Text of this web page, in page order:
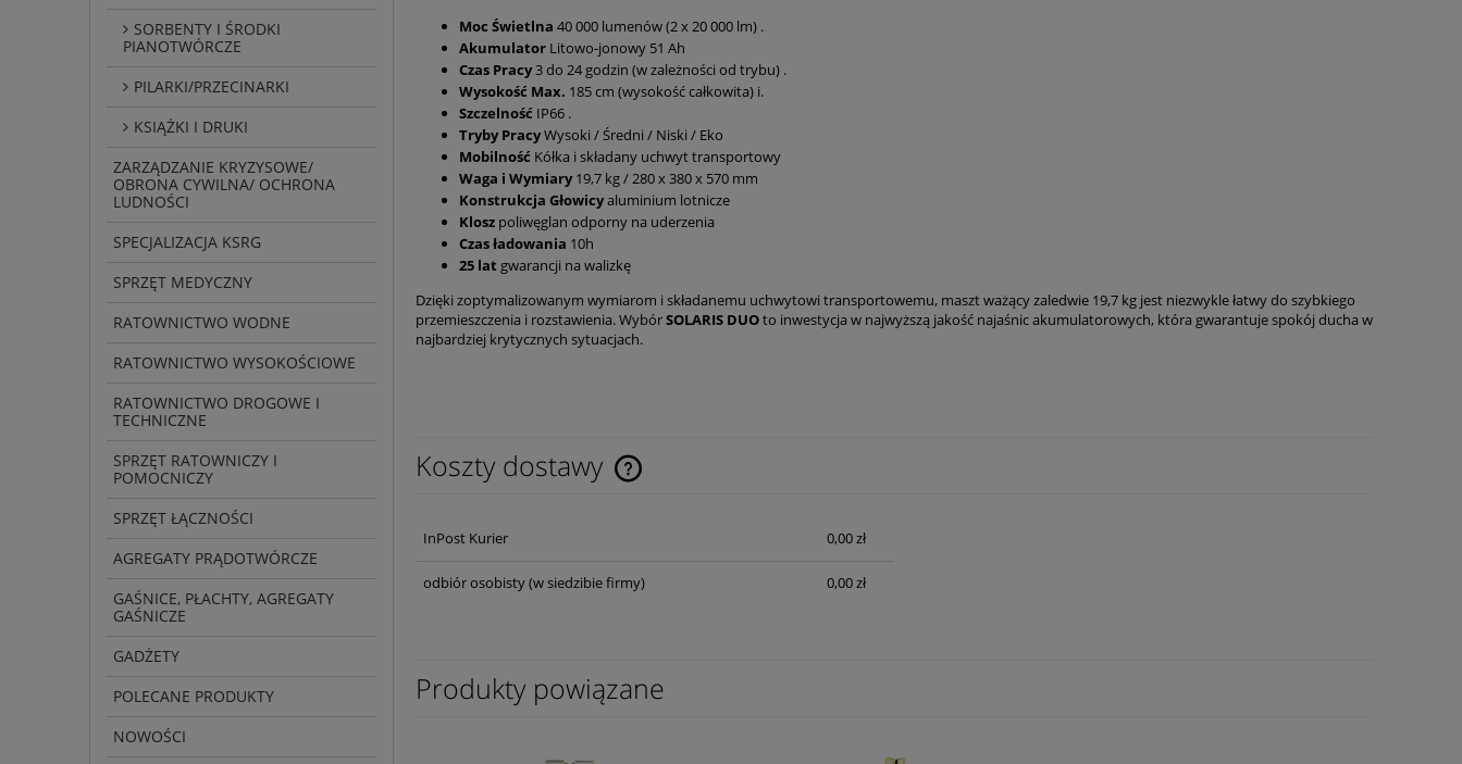
SORBENTY I ŚRODKI
PIANOTWÓRCZE
PILARKI/PRZECINARKI
KSIĄŻKI I DRUKI
ZARZĄDZANIE KRYZYSOWE/
OBRONA CYWILNA/ OCHRONA
LUDNOŚCI
SPECJALIZACJA KSRG
SPRZĘT MEDYCZNY
RATOWNICTWO WODNE
RATOWNICTWO WYSOKOŚCIOWE
RATOWNICTWO DROGOWE I
TECHNICZNE
SPRZĘT RATOWNICZY I
POMOCNICZY
SPRZĘT ŁĄCZNOŚCI
AGREGATY PRĄDOTWÓRCZE
GAŚNICE, PŁACHTY, AGREGATY
GAŚNICZE
GADŻETY
POLECANE PRODUKTY
NOWOŚCI
Moc Świetlna 40 000 lumenów (2 x 20 000 lm) .
Akumulator Litowo-jonowy 51 Ah
Czas Pracy3 do 24 godzin (w zależności od trybu) .
Wysokość Max. 185 cm (wysokość całkowita) i.
Szczelność IP66 .
Tryby PracyWysoki / Średni / Niski / Eko
Mobilność Kółka i składany uchwyt transportowy
Waga i Wymiary19,7 kg / 280 x 380 x 570 mm
Konstrukcja Głowicyaluminium lotnicze
Klosz poliwęglan odporny na uderzenia
Czas ładowania 10h
25 lat gwarancji na walizkę
Dzięki zoptymalizowanym wymiarom i składanemu uchwytowi transportowemu, maszt ważący zaledwie 19,7 kg jest niezwykle łatwy do szybkiego
przemieszczenia i rozstawienia. WybórSOLARIS DUOto inwestycja w najwyższą jakość najaśnic akumulatorowych, która gwarantuje spokój ducha w
najbardziej krytycznych sytuacjach.
Koszty dostawy
InPost Kurier 0,00 zł
odbiór osobisty(w siedzibie firmy) 0,00 zł
Produkty powiązane